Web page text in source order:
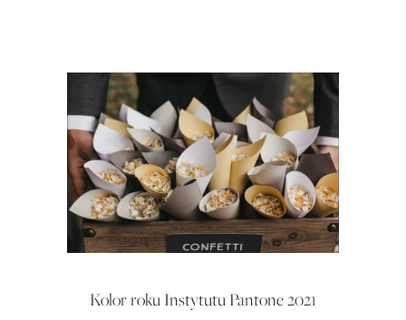
Kolor roku Instytutu Pantone 2021